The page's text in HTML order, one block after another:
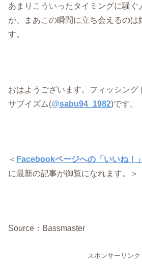
あまりこういったタイミングに騒ぐ
が、まあこの瞬間に立ち会えるのは
す。
おはようございます。フィッシング
サブイズム(@sabu94_1982)です。
＜ Facebookページへの「いいね！」
に最新の記事が御覧になれます。＞
Source：Bassmaster
スポンサーリンク